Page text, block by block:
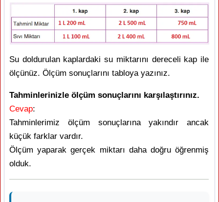
Su doldurulan kaplardaki su miktarını dereceli kap ile
ölçünüz. Ölçüm sonuçlarını tabloya yazınız.
Tahminlerinizle ölçüm sonuçlarını karşılaştırınız.
Cevap:
Tahminlerimiz ölçüm sonuçlarına yakındır ancak
küçük farklar vardır.
Ölçüm yaparak gerçek miktarı daha doğru öğrenmiş
olduk.